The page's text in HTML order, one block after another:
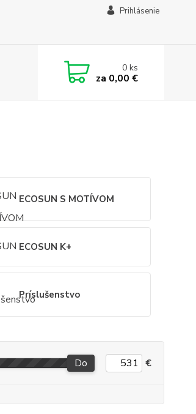
Prihlásenie
0ks
za 0,00 €
ECOSUN S MOTÍVOM
ECOSUN K+
Príslušenstvo
Do €